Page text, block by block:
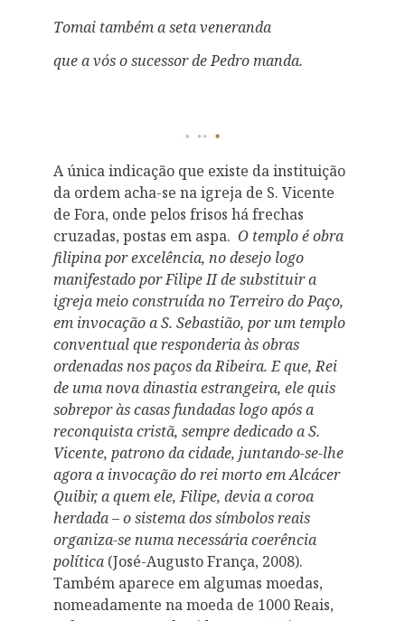
Tomai também a seta veneranda
que a vós o sucessor de Pedro manda.
A única indicação que existe da instituição
da ordem acha-se na igreja de S. Vicente
de Fora, onde pelos frisos há frechas
cruzadas, postas em aspa.O templo é obra
filipina por excelência, no desejo logo
manifestado por Filipe II de substituir a
igreja meio construída no Terreiro do Paço,
em invocação a S. Sebastião, por um templo
conventual que responderia às obras
ordenadas nos paços da Ribeira. E que, Rei
de uma nova dinastia estrangeira, ele quis
sobrepor às casas fundadas logo após a
reconquista cristã, sempre dedicado a S.
Vicente, patrono da cidade, juntando-se-lhe
agora a invocação do rei morto em Alcácer
Quibir, a quem ele, Filipe, devia a coroa
herdada – o sistema dos símbolos reais
organiza-se numa necessária coerência
política (José-Augusto França, 2008).
Também aparece em algumas moedas,
nomeadamente na moeda de 1000 Reais,